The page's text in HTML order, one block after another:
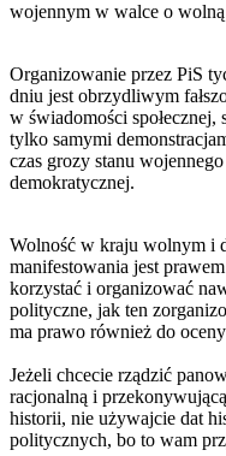
wojennym w walce o wolną
Organizowanie przez PiS
dniu jest obrzydliwym
w świadomości społecznej,
tylko samymi
czas grozy stanu
demokratycznej.
Wolność w kraju wolnym i
manifestowania jest
korzystać i organizować
polityczne, jak ten
ma prawo również do
Jeżeli chcecie rządzić
racjonalną i
historii, nie używajcie dat
politycznych, bo to wam